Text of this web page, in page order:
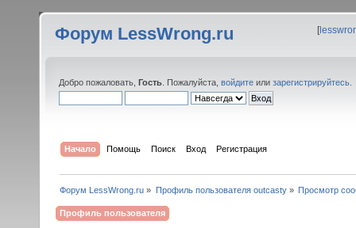
Форум LessWrong.ru [
Добро пожаловать, Гость . Пожалуйста, войдите или зарегистрируйтесь
Начало Помощь Поиск Вход Регистрация
Форум LessWrong.ru » Профиль пользователя outcasty» Просмотр
Профиль пользователя